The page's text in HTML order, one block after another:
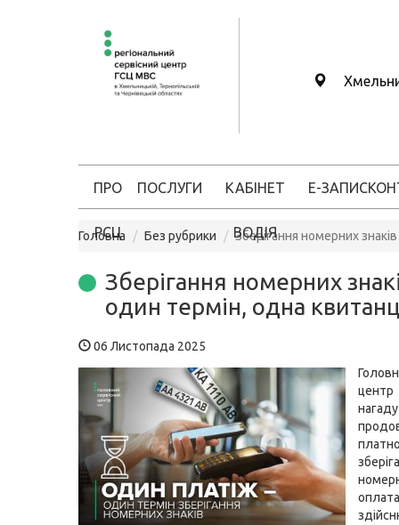
ПРО
РСЦ
ПОСЛУГИ КАБІНЕТ
ВОДІЯ
Е-ЗАПИС
Головна Без рубрики Зберігання номерних
Зберігання номерних
один термін, одна
06 Листопада 2025
оплата